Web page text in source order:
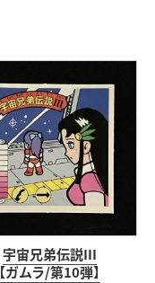
宇宙兄弟伝説III
【ガムラ/第10弾】